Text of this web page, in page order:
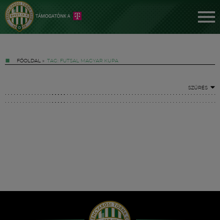
FŐOLDAL » TAG: FUTSAL MAGYAR KUPA
SZŰRÉS
Hírek